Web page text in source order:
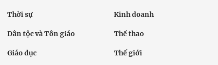
Thời sự Kinh doanh
Dân tộc và Tôn giáo Thể thao
Giáo dục Thế giới